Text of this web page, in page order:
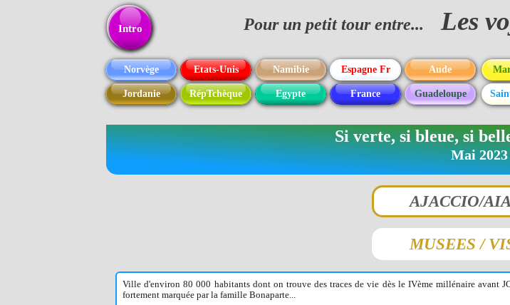
.MUSEES /
.AJACCIO/
Ville d'environ 80 000 habitants dont on trouve des traces de vie dès le IVème millénaire avant
fortement marquée par la famille Bonaparte...
Si verte, si bleue, si
Mai 2023
Aude
Guadeloupe
Espagne Fr
RépTchèque France
Jordanie
Etats-Unis
Norvège
Egypte
Namibie
Intro
Texte Pour un petit tour entre... Les